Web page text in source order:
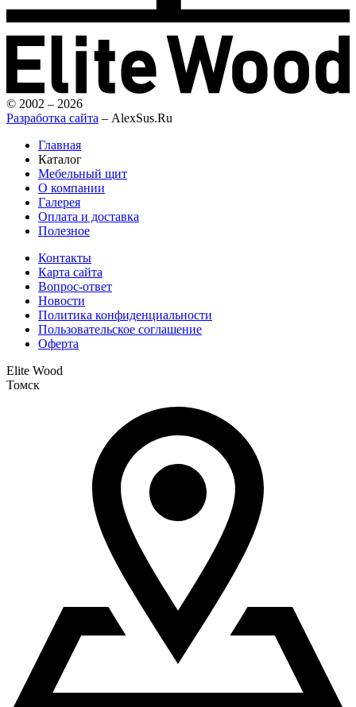
© 2002 – 2026
Разработка сайта – AlexSus.Ru
Главная
Каталог
Мебельный щит
О компании
Галерея
Оплата и доставка
Полезное
Контакты
Карта сайта
Вопрос-ответ
Новости
Политика конфиденциальности
Пользовательское соглашение
Оферта
Elite Wood
Томск